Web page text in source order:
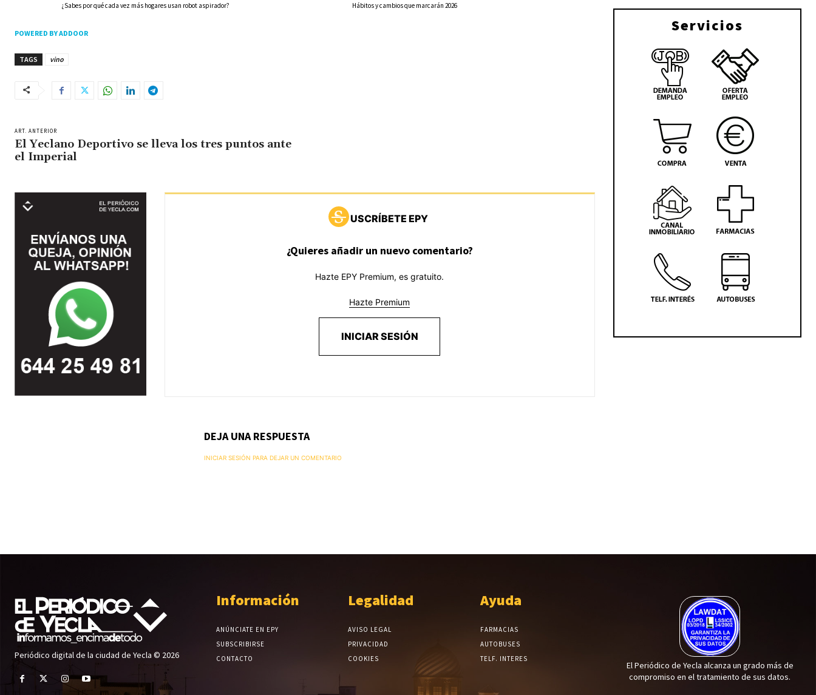
¿Sabes por qué cada vez más hogares usan robot aspirador? Hábitos y cambios que marcarán 2026
POWERED BY ADDOOR
TAGS vino
ART. ANTERIOR
El Yeclano Deportivo se lleva los tres puntos ante
el Imperial
USCRÍBETE EPY
¿Quieres añadir un nuevo comentario?
Hazte EPY Premium, es gratuito.
Hazte Premium
INICIAR SESIÓN
DEJA UNA RESPUESTA
INICIAR SESIÓN PARA DEJAR UN COMENTARIO
Servicios
Periódico digital de la ciudad de Yecla © 2026
Información
ANÚNCIATE EN EPY
SUBSCRIBIRSE
CONTACTO
Legalidad
AVISO LEGAL
PRIVACIDAD
COOKIES
Ayuda
FARMACIAS
AUTOBUSES
TELF. INTERES
El Periódico de Yecla alcanza un grado más de
compromiso en el tratamiento de sus datos.